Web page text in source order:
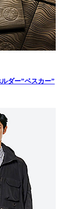
ダー”ベスカー”